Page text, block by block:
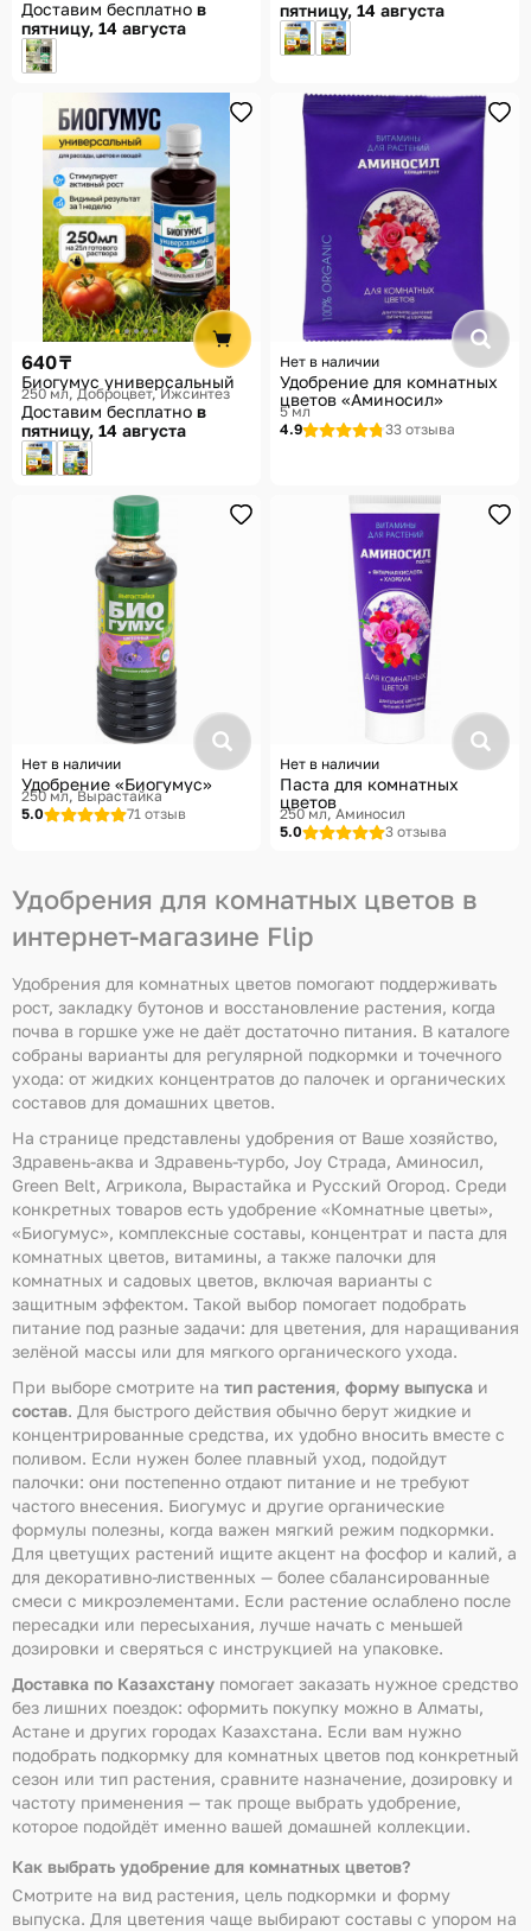
Доставим бесплатно в
пятницу, 14 августа
пятницу, 14 августа
640 ₸
Биогумус универсальный
250 мл Доброцвет, Ижсинтез
Доставим бесплатно в
пятницу, 14 августа
Нет в наличии
Удобрение для комнатных
цветов «Аминосил»
5 мл
4.9
33 отзыва
Нет в наличии
Удобрение «Биогумус»
250 мл Вырастайка
5.0
71 отзыв
Нет в наличии
Паста для комнатных
цветов
250 мл Аминосил
5.0
3 отзыва
Удобрения для комнатных цветов в
интернет-магазине Flip
Удобрения для комнатных цветов помогают поддерживать
рост, закладку бутонов и восстановление растения, когда
почва в горшке уже не даёт достаточно питания. В каталоге
собраны варианты для регулярной подкормки и точечного
ухода: от жидких концентратов до палочек и органических
составов для домашних цветов.
На странице представлены удобрения от Ваше хозяйство,
Здравень-аква и Здравень-турбо, Joy Страда, Аминосил,
Green Belt, Агрикола, Вырастайка и Русский Огород. Среди
конкретных товаров есть удобрение «Комнатные цветы»,
«Биогумус», комплексные составы, концентрат и паста для
комнатных цветов, витамины, а также палочки для
комнатных и садовых цветов, включая варианты с
защитным эффектом. Такой выбор помогает подобрать
питание под разные задачи: для цветения, для наращивания
зелёной массы или для мягкого органического ухода.
При выборе смотрите на тип растения, форму выпуска и
состав. Для быстрого действия обычно берут жидкие и
концентрированные средства, их удобно вносить вместе с
поливом. Если нужен более плавный уход, подойдут
палочки: они постепенно отдают питание и не требуют
частого внесения. Биогумус и другие органические
формулы полезны, когда важен мягкий режим подкормки.
Для цветущих растений ищите акцент на фосфор и калий, а
для декоративно-лиственных — более сбалансированные
смеси с микроэлементами. Если растение ослаблено после
пересадки или пересыхания, лучше начать с меньшей
дозировки и сверяться с инструкцией на упаковке.
Доставка по Казахстану помогает заказать нужное средство
без лишних поездок: оформить покупку можно в Алматы,
Астане и других городах Казахстана. Если вам нужно
подобрать подкормку для комнатных цветов под конкретный
сезон или тип растения, сравните назначение, дозировку и
частоту применения — так проще выбрать удобрение,
которое подойдёт именно вашей домашней коллекции.
Как выбрать удобрение для комнатных цветов?
Смотрите на вид растения, цель подкормки и форму
выпуска. Для цветения чаще выбирают составы с упором на